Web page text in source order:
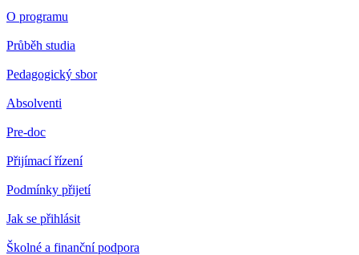
O programu
Průběh studia
Pedagogický sbor
Absolventi
Pre-doc
Přijímací řízení
Podmínky přijetí
Jak se přihlásit
Školné a finanční podpora